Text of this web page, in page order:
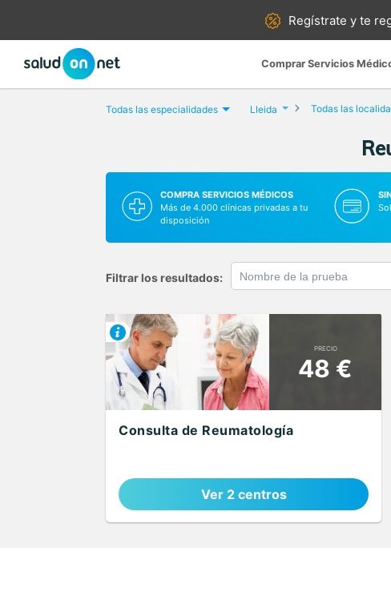
Regístrate yte
Comprar Servicios
Todas las especialidades Lleida Todas las
COMPRA SERVICIOS MÉDICOS
Más de 4.000 clínicas privadas a tu
disposición
Filtrar los resultados:
PRECIO
48 €
Consulta de Reumatología
Ver 2 centros